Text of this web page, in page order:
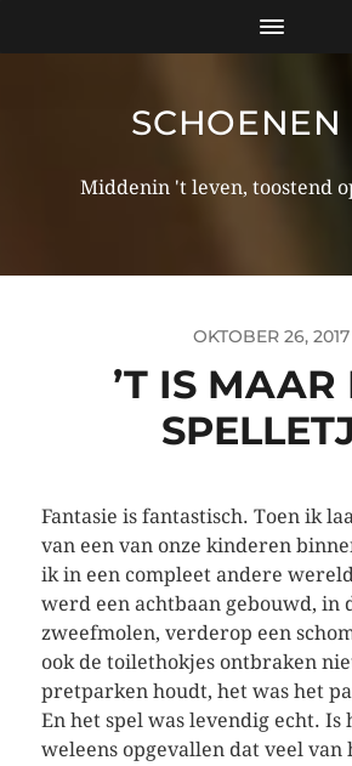
SCHOENEN
Middenin 't leven, toostend
OKTOBER 26, 2017
’T IS MAAR
Fantasie is fantastisch. Toen ik
van een van onze kinderen
ik in een compleet andere
werd een achtbaan gebouwd, in
zweefmolen, verderop een
ook de toilethokjes ontbraken
pretparken houdt, het was het
En het spel was levendig echt. Is
weleens opgevallen dat veel van